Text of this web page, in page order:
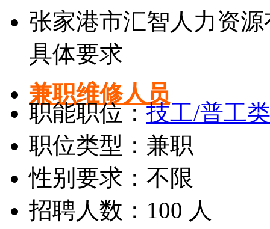
张家港市汇智人力资
具体要求
兼职维修人员
职能职位：技工/普工类
职位类型：兼职
性别要求：不限
招聘人数：100 人